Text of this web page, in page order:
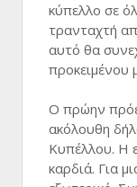
κύπελλο σε
τρανταχτή
αυτό θα
προκειμένου
Ο πρώην
ακόλουθη
Κυπέλλου. Η
καρδιά. Για